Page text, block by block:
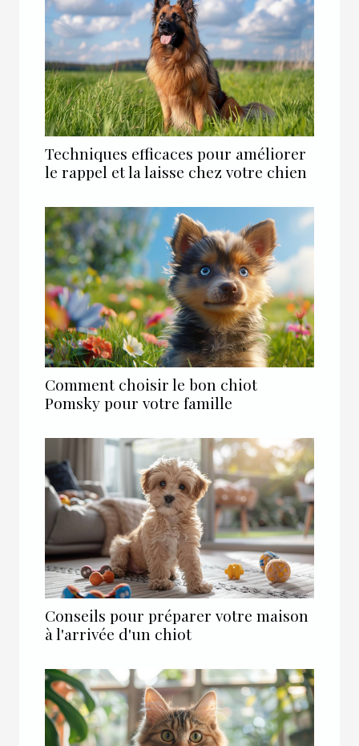
Techniques efficaces pour améliorer
le rappel et la laisse chez votre chien
Comment choisir le bon chiot
Pomsky pour votre famille
Conseils pour préparer votre maison
à l'arrivée d'un chiot